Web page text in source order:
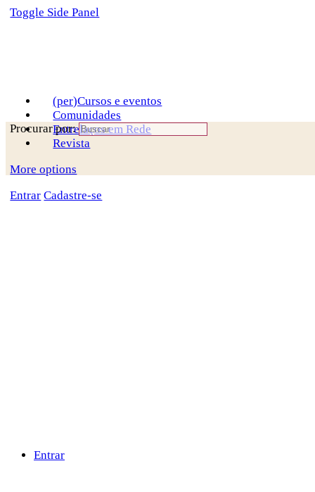
Toggle Side Panel
(per)Cursos e eventos
Comunidades
Entrelaços em Rede
Revista
More options
Entrar Cadastre-se
Procurar por:
Entrar